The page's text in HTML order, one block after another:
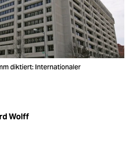
diktiert: Internationaler
Wolff